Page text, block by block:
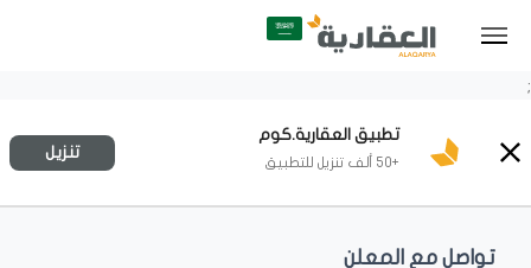
;
تطبيق العقارية.كوم
+50 ألف تنزيل للتطبيق
تنزيل
تواصل مع المعلن